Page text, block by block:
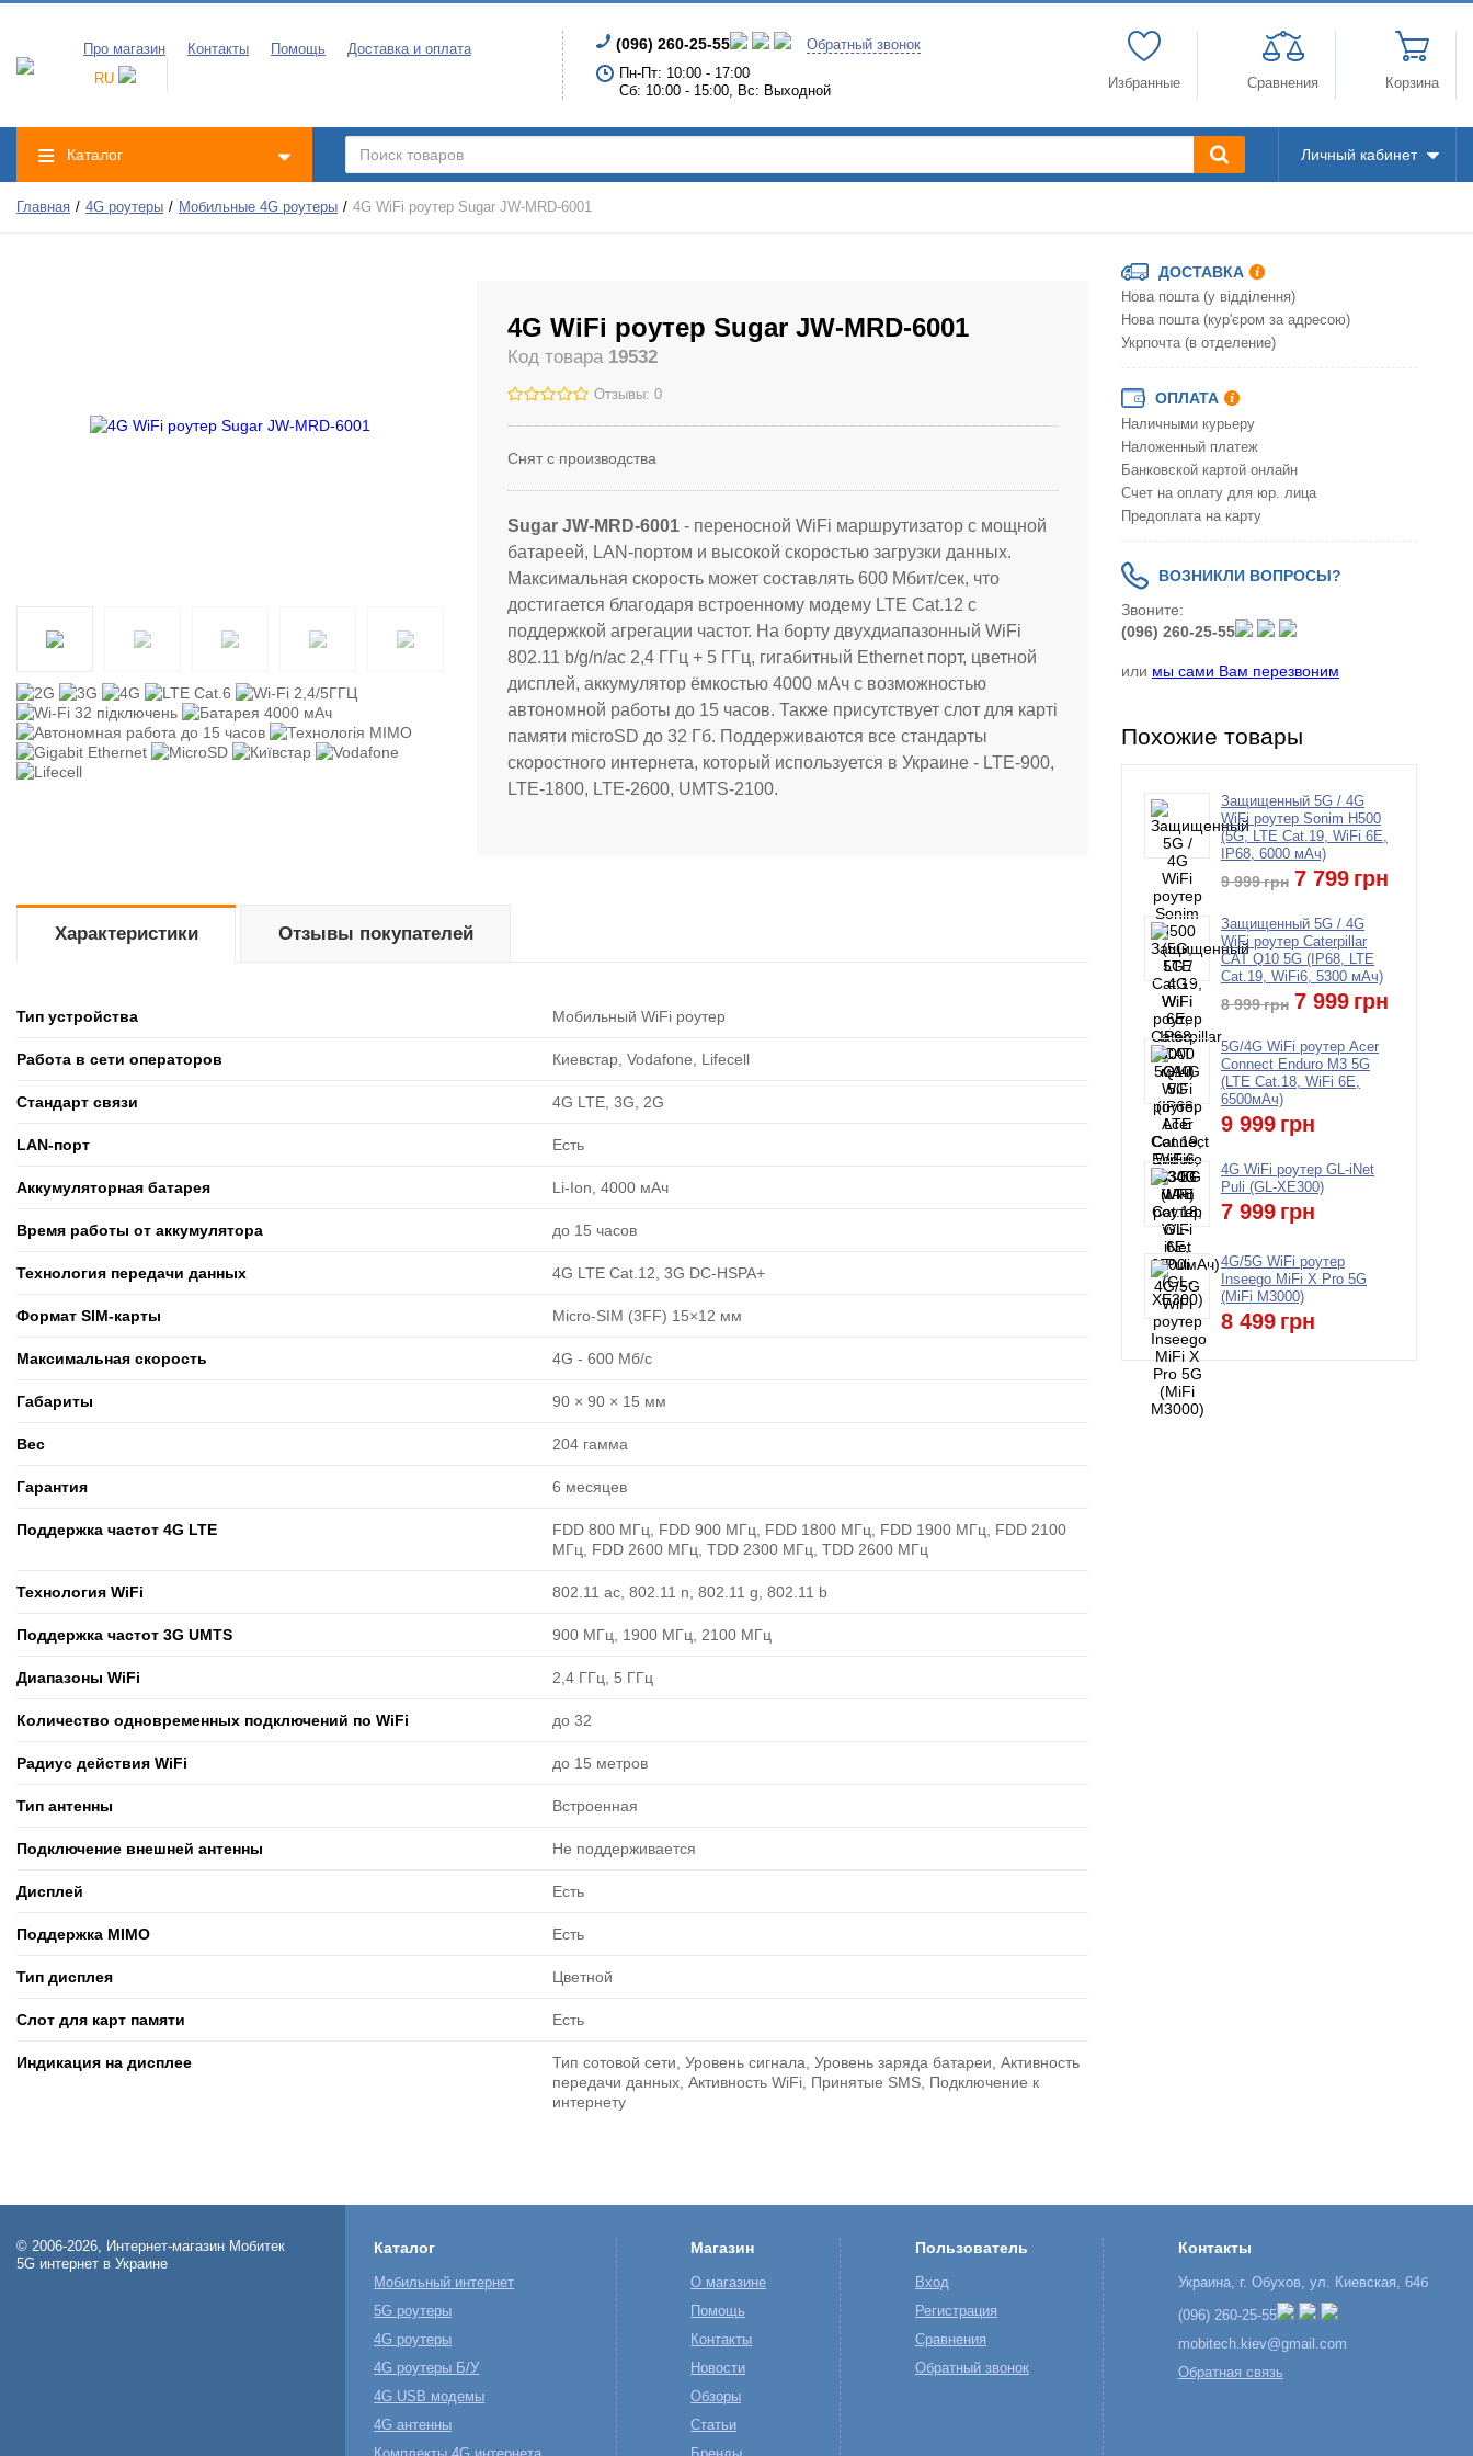
Про магазин Контакты Помощь
Доставка и оплата
RU
(096) 260-25-55
Обратный звонок
Пн-Пт: 10:00 - 17:00
Сб: 10:00 - 15:00, Вс: Выходной
Избранные Сравнения Корзина
Каталог Личный кабинет
Главная 4G роутеры Мобильные 4G роутеры 4G WiFi роутер Sugar JW-MRD-6001
4G WiFi роутер Sugar JW-MRD-6001
Код товара 19532
Отзывы: 0
Снят с производства
Sugar JW-MRD-6001 - переносной WiFi маршрутизатор с мощной
батареей, LAN-портом и высокой скоростью загрузки данных.
Максимальная скорость может составлять 600 Мбит/сек, что
достигается благодаря встроенному модему LTE Cat.12 с
поддержкой агрегации частот. На борту двухдиапазонный WiFi
802.11 b/g/n/ac 2,4 ГГц + 5 ГГц, гигабитный Ethernet порт, цветной
дисплей, аккумулятор ёмкостью 4000 мАч с возможностью
автономной работы до 15 часов. Также присутствует слот для карті
памяти microSD до 32 Гб. Поддерживаются все стандарты
скоростного интернета, который используется в Украине - LTE-900,
LTE-1800, LTE-2600, UMTS-2100.
Характеристики
Тип устройства Мобильный WiFi роутер
Работа в сети операторов Киевстар, Vodafone, Lifecell
Стандарт связи 4G LTE, 3G, 2G
LAN-порт Есть
Аккумуляторная батарея Li-Ion, 4000 мАч
Время работы от аккумулятора до 15 часов
Технология передачи данных 4G LTE Cat.12, 3G DC-HSPA+
Формат SIM-карты Micro-SIM (3FF) 15×12 мм
Максимальная скорость 4G - 600 Мб/с
Габариты 90 × 90 × 15 мм
Вес 204 гамма
Гарантия 6 месяцев
Поддержка частот 4G LTE
FDD 800 МГц, FDD 900 МГц, FDD 1800 МГц, FDD 1900 МГц, FDD 2100
МГц, FDD 2600 МГц, TDD 2300 МГц, TDD 2600 МГц
Технология WiFi 802.11 ac, 802.11 n, 802.11 g, 802.11 b
Поддержка частот 3G UMTS 900 МГц, 1900 МГц, 2100 МГц
Диапазоны WiFi 2,4 ГГц, 5 ГГц
Количество одновременных подключений по WiFi до 32
Радиус действия WiFi до 15 метров
Тип антенны Встроенная
Подключение внешней антенны Не поддерживается
Дисплей Есть
Поддержка MIMO Есть
Тип дисплея Цветной
Слот для карт памяти Есть
Индикация на дисплее
Тип сотовой сети, Уровень сигнала, Уровень заряда батареи, Активность
передачи данных, Активность WiFi, Принятые SMS, Подключение к
интернету
Отзывы покупателей
ДОСТАВКА
Нова пошта (у відділення)
Нова пошта (кур'єром за адресою)
Укрпочта (в отделение)
ОПЛАТА
Наличными курьеру
Наложенный платеж
Банковской картой онлайн
Счет на оплату для юр. лица
Предоплата на карту
ВОЗНИКЛИ ВОПРОСЫ?
Звоните:
(096) 260-25-55
или мы сами Вам перезвоним
Похожие товары
Защищенный 5G / 4G
WiFi роутер Sonim H500
(5G, LTE Cat.19, WiFi 6E,
IP68, 6000 мАч)
9 999грн 7 799 грн
Защищенный 5G / 4G
WiFi роутер Caterpillar
CAT Q10 5G (IP68, LTE
Cat.19, WiFi6, 5300 мАч)
8 999грн 7 999 грн
5G/4G WiFi роутер Acer
Connect Enduro M3 5G
(LTE Cat.18, WiFi 6E,
6500мАч)
9 999 грн
4G WiFi роутер GL-iNet
Puli (GL-XE300)
7 999 грн
4G/5G WiFi роутер
Inseego MiFi X Pro 5G
(MiFi M3000)
8 499 грн
© 2006-2026, Интернет-магазин Мобитек
5G интернет в Украине
Каталог
Мобильный интернет
5G роутеры
4G роутеры
4G роутеры Б/У
4G USB модемы
4G антенны
Магазин
О магазине
Помощь
Контакты
Новости
Обзоры
Статьи
Пользователь
Вход
Регистрация
Сравнения
Обратный звонок
Контакты
Украина, г. Обухов, ул. Киевская, 64б
(096) 260-25-55
mobitech.kiev@gmail.com
Обратная связь